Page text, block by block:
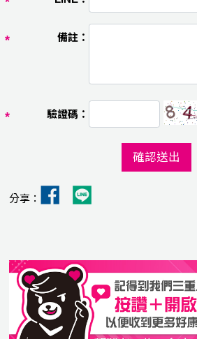
備註：
驗證碼：
確認送出
分享：